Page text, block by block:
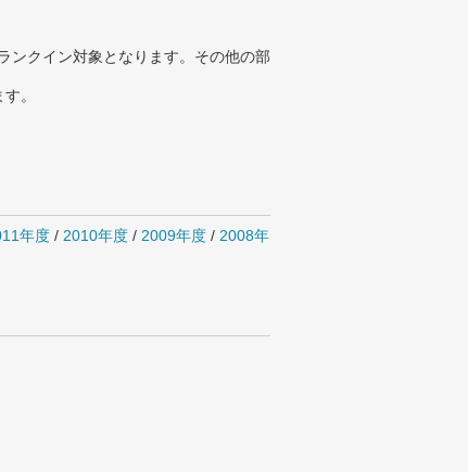
ンクイン対象となります。その他の部
。
年度 / 2010年度 / 2009年度 / 2008年